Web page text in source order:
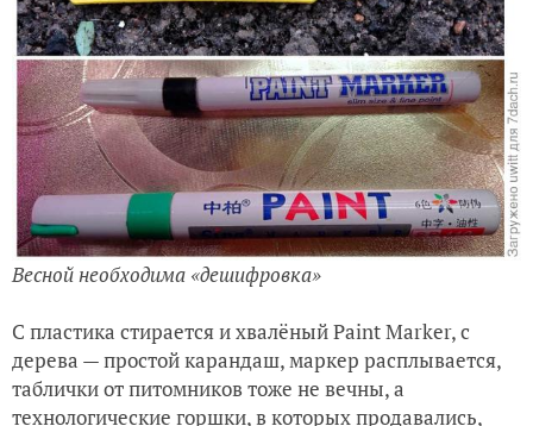
Весной необходима «дешифровка»
С пластика стирается и хвалёный Paint Marker, с
дерева — простой карандаш, маркер расплывается,
таблички от питомников тоже не вечны, а
технологические горшки, в которых продавались,